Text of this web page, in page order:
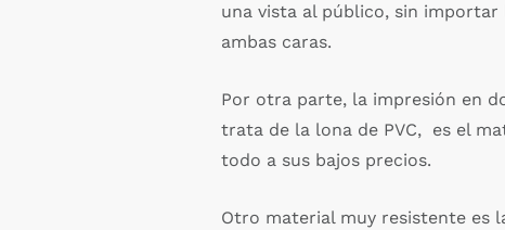
una vista al público, sin importar
ambas caras.
Por otra parte, la impresión en
trata de la lona de PVC, es el
todo a sus bajos precios.
Otro material muy resistente es